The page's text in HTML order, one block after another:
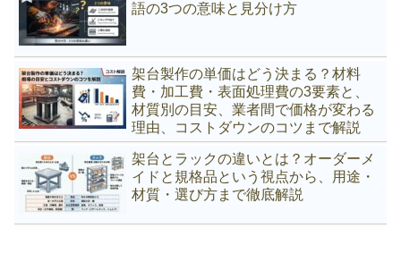
語の3つの意味と見分け方
架台製作の単価はどう決まる？材料
費・加工費・表面処理費の3要素と、
材質別の目安、業者間で価格が変わる
理由、コストダウンのコツまで解説
架台とラックの違いとは？オーダーメ
イドと規格品という視点から、用途・
材質・選び方まで徹底解説